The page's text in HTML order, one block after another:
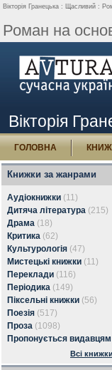
Вікторія Гранецька : Щасливий :
Роман на
Вікторія
ГОЛОВНА
Книжки за жанрами
Аудіокнижки (11)
Дитяча література (215)
Драма (18)
Критика (62)
Культурологія (47)
Мистецькі книжки (11)
Переклади (116)
Періодика (149)
Піксельні книжки (56)
Поезія (517)
Проза (1098)
Пропонується видавцям
Всі книжки